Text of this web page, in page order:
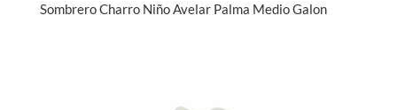
Sombrero Charro Niño Avelar Palma Medio Galon